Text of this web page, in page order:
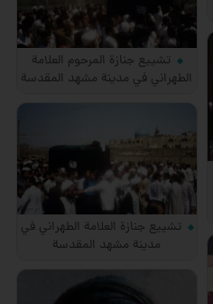
تشييع جنازة المرحوم العلامة
الطهراني في مدينة مشهد المقدسة
تشييع جنازة العلامة الطهراني في
مدينة مشهد المقدسة